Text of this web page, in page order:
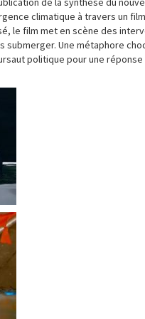
climatique à travers un film
le film met en scène des
submerger. Une métaphore
politique pour une réponse